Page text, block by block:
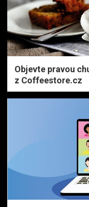
Objevte pravou
z Coffeestore.cz